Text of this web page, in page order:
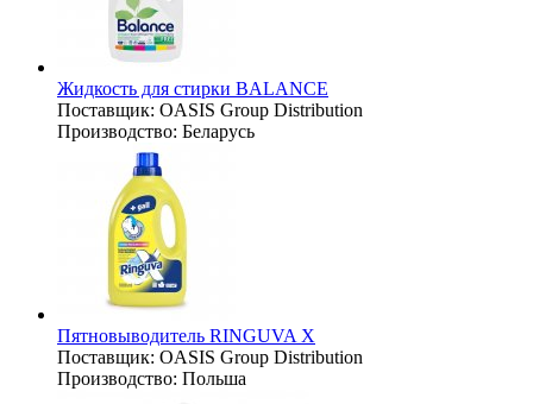
Жидкость для стирки BALANCE
Поставщик: OASIS Group Distribution
Производство: Беларусь
Пятновыводитель RINGUVA X
Поставщик: OASIS Group Distribution
Производство: Польша